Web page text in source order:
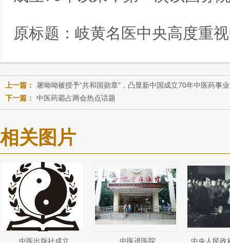
原标题： 岐黄名医中央高度重
上一篇：
屠呦呦被授予“共和国勋章”，凸显新中国成立70年中医药事
下一篇：
中医药霸占两会热点话题
相关图片
中医出版社成立 中医进医院 中央人民政